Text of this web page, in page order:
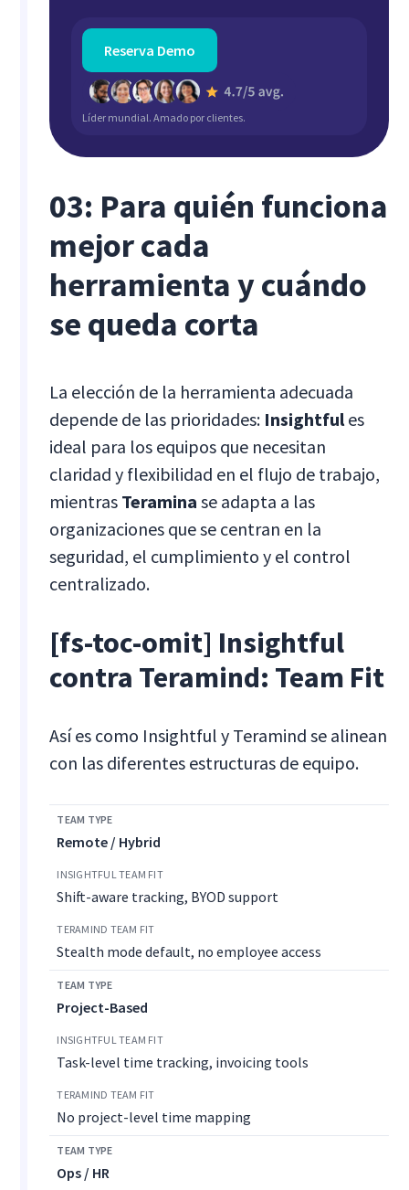
Reserva Demo
Líder mundial. Amado por clientes.
03: Para quién funciona
mejor cada
herramienta y cuándo
se queda corta
La elección de la herramienta adecuada
depende de las prioridades: Insightfules
ideal para los equipos que necesitan
claridad y flexibilidad en el flujo de trabajo,
mientras Teramina se adapta a las
organizaciones que se centran en la
seguridad, el cumplimiento y el control
centralizado.
[fs-toc-omit] Insightful
contra Teramind: Team Fit
Así es como Insightful y Teramind se alinean
con las diferentes estructuras de equipo.
Remote / Hybrid
Shift-aware tracking, BYOD support
Stealth mode default, no employee access
Project-Based
Task-level time tracking, invoicing tools
No project-level time mapping
Ops / HR